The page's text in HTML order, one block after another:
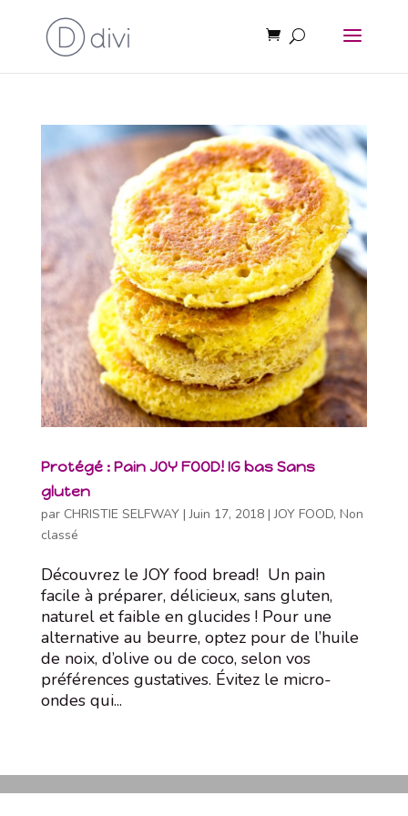
Protégé : Pain JOY FOOD! IG bas Sans
gluten
par CHRISTIE SELFWAY|Juin 17, 2018|JOY FOOD, Non
classé
Découvrez le JOY food bread! Un pain
facile à préparer, délicieux, sans gluten,
naturel et faible en glucides ! Pour une
alternative au beurre, optez pour de l’huile
de noix, d’olive ou de coco, selon vos
préférences gustatives. Évitez le micro-
ondes qui...